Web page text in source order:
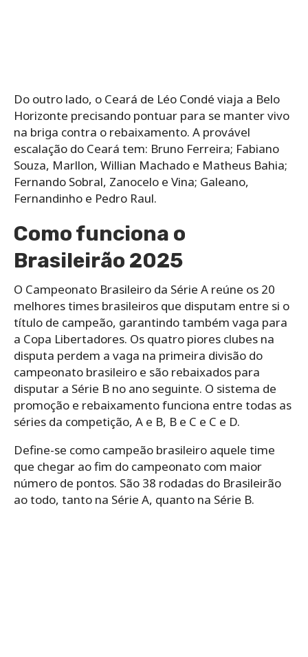
Do outro lado, o Ceará de Léo Condé viaja a Belo
Horizonte precisando pontuar para se manter vivo
na briga contra o rebaixamento. A provável
escalação do Ceará tem: Bruno Ferreira; Fabiano
Souza, Marllon, Willian Machado e Matheus Bahia;
Fernando Sobral, Zanocelo e Vina; Galeano,
Fernandinho e Pedro Raul.
Como funciona o
Brasileirão 2025
O Campeonato Brasileiro da Série A reúne os 20
melhores times brasileiros que disputam entre si o
título de campeão, garantindo também vaga para
a Copa Libertadores. Os quatro piores clubes na
disputa perdem a vaga na primeira divisão do
campeonato brasileiro e são rebaixados para
disputar a Série B no ano seguinte. O sistema de
promoção e rebaixamento funciona entre todas as
séries da competição, A e B, B e C e C e D.
Define-se como campeão brasileiro aquele time
que chegar ao fim do campeonato com maior
número de pontos. São 38 rodadas do Brasileirão
ao todo, tanto na Série A, quanto na Série B.